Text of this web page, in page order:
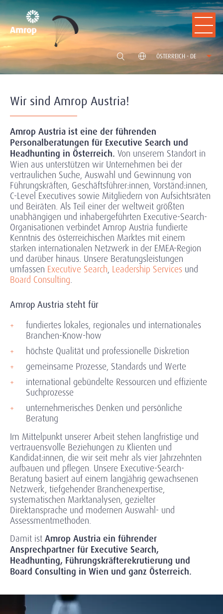
ÖSTERREICH - DE
Wir sind Amrop Austria!
Amrop Austria ist eine der führenden
Personalberatungen für Executive Search und
Headhunting in Österreich. Von unserem Standort in
Wien aus unterstützen wir Unternehmen bei der
vertraulichen Suche, Auswahl und Gewinnung von
Führungskräften, Geschäftsführer:innen, Vorständ:innen,
C-Level Executives sowie Mitgliedern von Aufsichtsräten
und Beiräten. Als Teil einer der weltweit größten
unabhängigen und inhabergeführten Executive-Search-
Organisationen verbindet Amrop Austria fundierte
Kenntnis des österreichischen Marktes mit einem
starken internationalen Netzwerk in der EMEA-Region
und darüber hinaus. Unsere Beratungsleistungen
umfassen Executive Search, Leadership Services und
Board Consulting.
Amrop Austria steht für
fundiertes lokales, regionales und internationales
Branchen-Know-how
höchste Qualität und professionelle Diskretion
gemeinsame Prozesse, Standards und Werte
international gebündelte Ressourcen und effiziente
Suchprozesse
unternehmerisches Denken und persönliche
Beratung
Im Mittelpunkt unserer Arbeit stehen langfristige und
vertrauensvolle Beziehungen zu Klienten und
Kandidat:innen, die wir seit mehr als vier Jahrzehnten
aufbauen und pflegen. Unsere Executive-Search-
Beratung basiert auf einem langjährig gewachsenen
Netzwerk, tiefgehender Branchenexpertise,
systematischen Marktanalysen, gezielter
Direktansprache und modernen Auswahl- und
Assessmentmethoden.
Damit ist Amrop Austria ein führender
Ansprechpartner für Executive Search,
Headhunting, Führungskräfterekrutierung und
Board Consulting in Wien und ganz Österreich.